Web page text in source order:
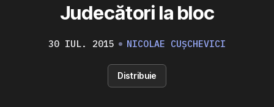
Judecători la bloc
30 IUL. 2015 NICOLAE CUȘCHEVICI
Distribuie